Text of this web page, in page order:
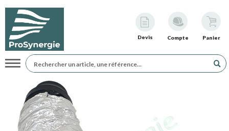
Devis Compte Panier
Navigation